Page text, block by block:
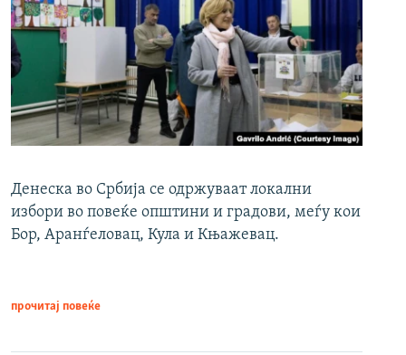
Денеска во Србија се одржуваат локални
избори во повеќе општини и градови, меѓу кои
Бор, Аранѓеловац, Кула и Књажевац.
прочитај повеќе